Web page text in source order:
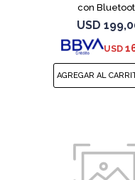
con
USD
USD